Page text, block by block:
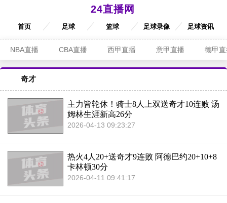
24直播网
首页 足球 篮球 足球录像 足球资讯
NBA直播 CBA直播 西甲直播 意甲直播 德甲
奇才
主力皆轮休！骑士8人上双送奇才10连败 汤
姆林生涯新高26分
2026-04-13 09:23:27
热火4人20+送奇才9连败 阿德巴约20+10+8
卡林顿30分
2026-04-11 09:41:17